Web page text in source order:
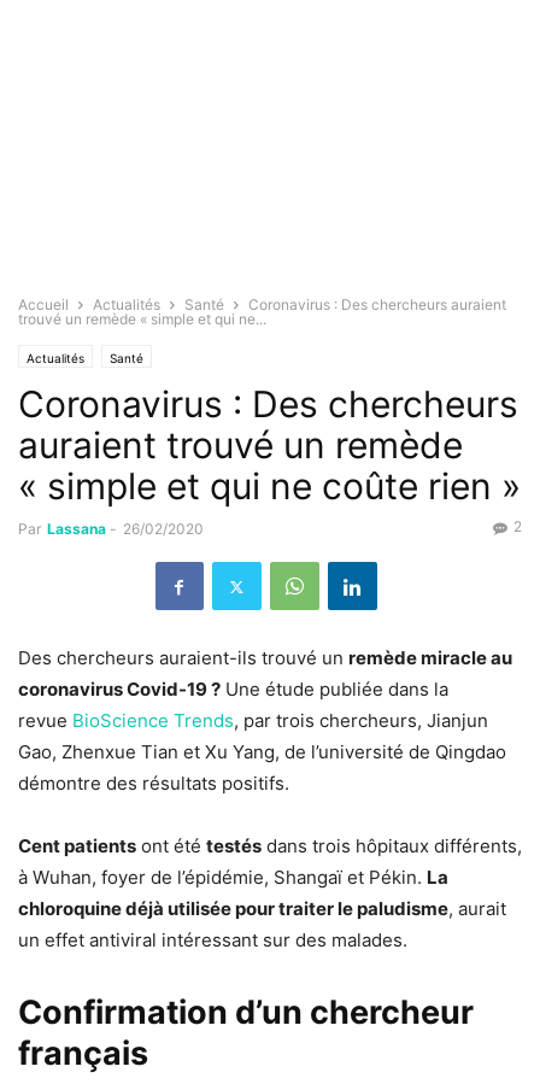
Accueil Actualités Santé
Coronavirus : Des chercheurs auraient
trouvé un remède « simple et qui ne...
Actualités Santé
Coronavirus : Des chercheurs
auraient trouvé un remède
« simple et qui ne coûte rien »
Par Lassana - 26/02/2020 2
Des chercheurs auraient-ils trouvé un remède miracle au
coronavirus Covid-19 ? Une étude publiée dans la
revue BioScience Trends, par trois chercheurs, Jianjun
Gao, Zhenxue Tian et Xu Yang, de l’université de Qingdao
démontre des résultats positifs.
Cent patients ont été testés dans trois hôpitaux différents,
à Wuhan, foyer de l’épidémie, Shangaï et Pékin. La
chloroquine déjà utilisée pour traiter le paludisme, aurait
un effet antiviral intéressant sur des malades.
Confirmation d’un chercheur
français